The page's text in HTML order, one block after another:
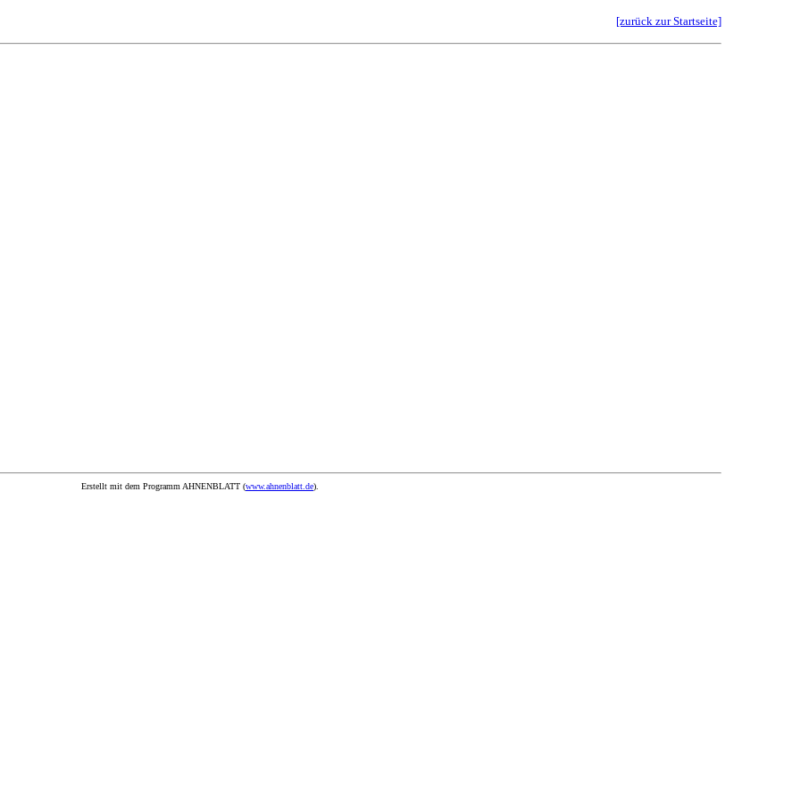
[zurück zur Startseite]
Erstellt mit dem Programm AHNENBLATT (www.ahnenblatt.de).